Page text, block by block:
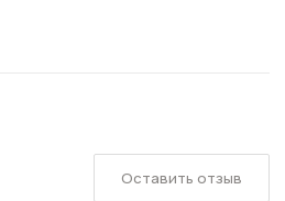
Оставить отзыв